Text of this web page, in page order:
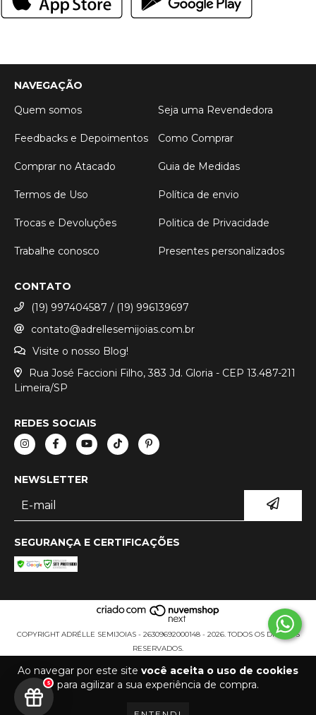
Ao navegar por este site você aceita o uso de cookies
para agilizar a sua experiência de compra.
NAVEGAÇÃO
Quem somos
Seja uma Revendedora
Feedbacks e Depoimentos Como Comprar
Comprar no Atacado Guia de Medidas
Termos de Uso Política de envio
Trocas e Devoluções Politica de Privacidade
Trabalhe conosco Presentes personalizados
CONTATO
(19) 997404587 / (19) 996139697
contato@adrellesemijoias.com.br
Visite o nosso Blog!
Rua José Faccioni Filho, 383 Jd. Gloria - CEP 13.487-211
Limeira/SP
REDES SOCIAIS
NEWSLETTER
SEGURANÇA E CERTIFICAÇÕES
COPYRIGHT ADRÉLLE SEMIJOIAS - 26309692000148 - 2026. TODOS OS DIREITOS
RESERVADOS.
5